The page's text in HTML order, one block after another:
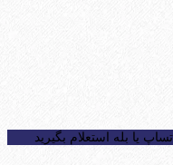
یا بله استعلام بگیرید